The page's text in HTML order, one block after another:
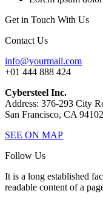
Get in Touch With Us
Contact Us
info@yourmail.com
+01 444 888 424
Cybersteel Inc.
Address: 376-293 City
San Francisco, CA 94102
SEE ON MAP
Follow Us
It is a long established
readable content of a